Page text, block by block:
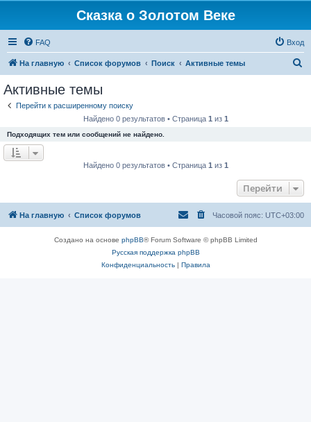
Сказка о Золотом Веке
FAQ Вход
На главную Список форумов Поиск Активные темы
Активные темы
Перейти к расширенному поиску
Найдено 0 результатов • Страница 1 из 1
Подходящих тем или сообщений не найдено.
Найдено 0 результатов • Страница 1 из 1
Перейти
На главную Список форумов Часовой пояс: UTC+03:00
Создано на основе phpBB® Forum Software © phpBB Limited
Русская поддержка phpBB
Конфиденциальность| Правила